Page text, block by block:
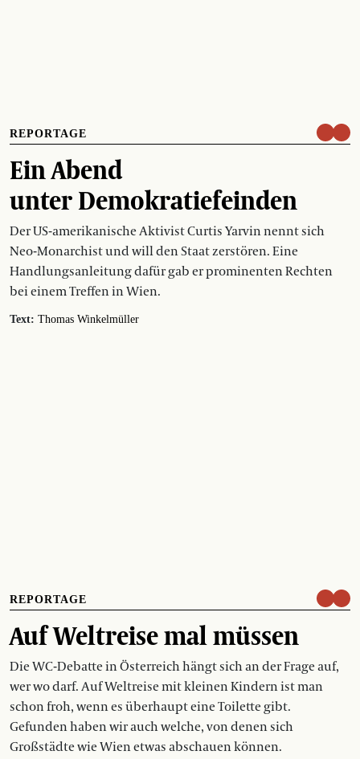
REPORTAGE
Ein Abend
unter Demokratiefeinden
Der US-amerikanische Aktivist Curtis Yarvin nennt sich
Neo-Monarchist und will den Staat zerstören. Eine
Handlungsanleitung dafür gab er prominenten Rechten
bei einem Treffen in Wien.
Text: Thomas Winkelmüller
REPORTAGE
Auf Weltreise mal müssen
Die WC-Debatte in Österreich hängt sich an der Frage auf,
wer wo darf. Auf Weltreise mit kleinen Kindern ist man
schon froh, wenn es überhaupt eine Toilette gibt.
Gefunden haben wir auch welche, von denen sich
Großstädte wie Wien etwas abschauen können.